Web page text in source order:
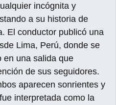
incógnita y
a su historia de
El conductor publicó una
Lima, Perú, donde se
en una salida que
de sus seguidores.
aparecen sonrientes y
interpretada como la